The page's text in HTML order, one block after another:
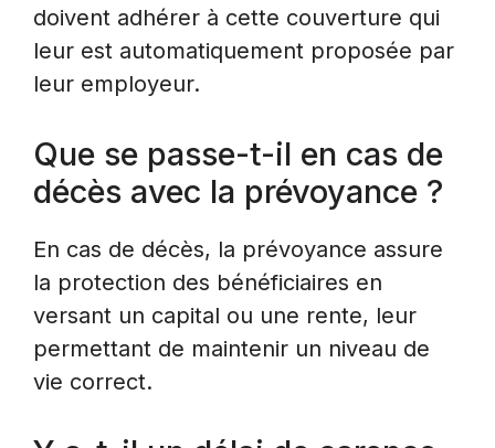
doivent adhérer à cette couverture qui
leur est automatiquement proposée par
leur employeur.
Que se passe-t-il en cas de
décès avec la prévoyance ?
En cas de décès, la prévoyance assure
la protection des bénéficiaires en
versant un capital ou une rente, leur
permettant de maintenir un niveau de
vie correct.